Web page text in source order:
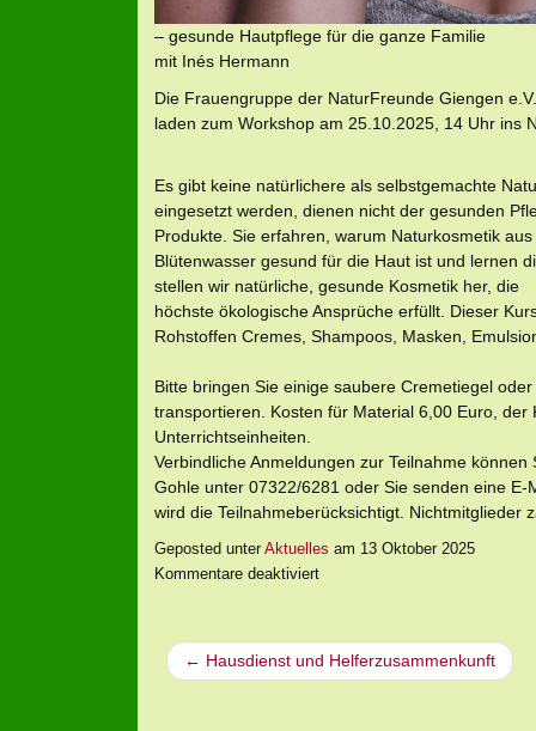
– gesunde Hautpflege für die ganze Familie
mit Inés Hermann
Die Frauengruppe der NaturFreunde Giengen e.V.
laden zum Workshop am 25.10.2025, 14 Uhr ins
Es gibt keine natürlichere als selbstgemachte
eingesetzt werden, dienen nicht der gesunden
Produkte. Sie erfahren, warum Naturkosmetik
Blütenwasser gesund für die Haut ist und lernen
stellen wir natürliche, gesunde Kosmetik her, die
höchste ökologische Ansprüche erfüllt. Dieser
Rohstoffen Cremes, Shampoos, Masken,
Bitte bringen Sie einige saubere Cremetiegel
transportieren. Kosten für Material 6,00 Euro,
Unterrichtseinheiten.
Verbindliche Anmeldungen zur Teilnahme können
Gohle unter 07322/6281 oder Sie senden eine
wird die Teilnahmeberücksichtigt. Nichtmitglieder
Geposted unterAktuelles am 13 Oktober 2025
Kommentare deaktiviert
← Hausdienst und Helferzusammenkunft